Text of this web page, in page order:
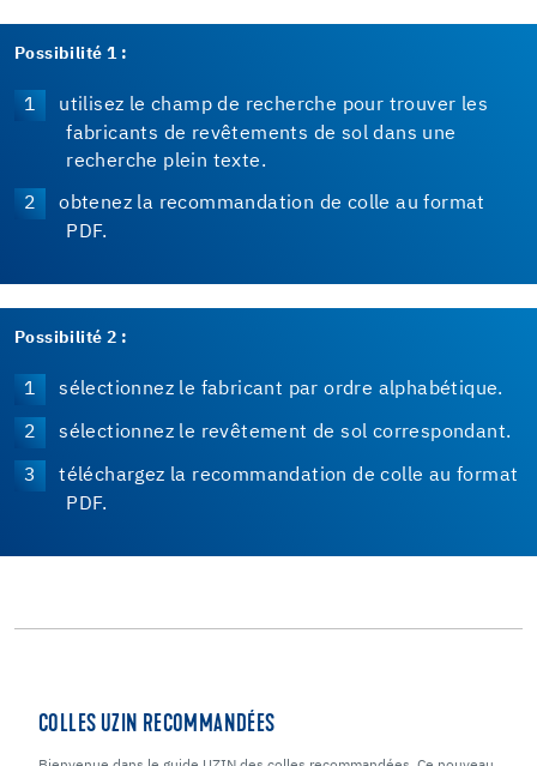
Possibilité 1 :
utilisez le champ de recherche pour trouver les
fabricants de revêtements de sol dans une
recherche plein texte.
obtenez la recommandation de colle au format
PDF.
Possibilité 2 :
sélectionnez le fabricant par ordre alphabétique.
sélectionnez le revêtement de sol correspondant.
téléchargez la recommandation de colle au format
PDF.